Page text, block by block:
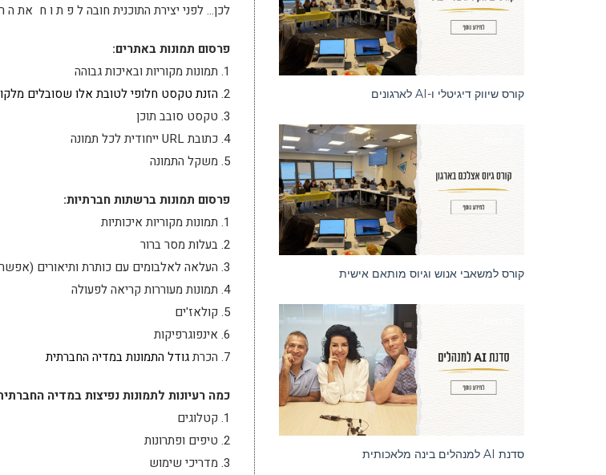
לכן… לפני יצירת התוכנית חובה ל פ ת ו ח את
פרסום תמונות באתרים:
1. תמונות מקוריות ובאיכות גבוהה
2. הזנת טקסט חלופי לטובת אלו שסובלים
3. טקסט סובב תוכן
4. כתובת URL ייחודית לכל תמונה
5. משקל התמונה
פרסום תמונות ברשתות חברתיות:
1. תמונות מקוריות איכותיות
2. בעלות מסר ברור
3. העלאה לאלבומים עם כותרת ותיאורים (אפשר גם קישור רלוונטי)
4. תמונות מעוררות קריאה לפעולה
5. קולאז'ים
6. אינפוגרפיקות
7. הכרת
גודל התמונות במדיה החברתית
כמה רעיונות לתמונות נפיצות במדיה
1. קטלוגים
2. טיפים ופתרונות
3. מדריכי שימוש
קורס שיווק דיגיטלי ו-AI לארגונים
קורס למשאבי אנוש וגיוס מותאם אישית
סדנת AI למנהלים בינה מלאכותית